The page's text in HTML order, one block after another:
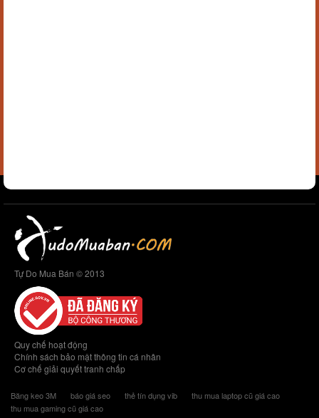
Tự Do Mua Bán © 2013
Quy chế hoạt động
Chính sách bảo mật thông tin cá nhân
Cơ chế giải quyết tranh chấp
Băng keo 3M báo giá seo thẻ tín dụng vib
thu mua laptop cũ giá cao
thu mua gaming cũ giá cao